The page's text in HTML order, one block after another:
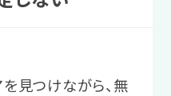
見つけながら、無